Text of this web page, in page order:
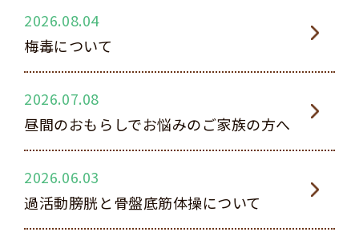
2026.08.04
梅毒について
2026.07.08
昼間のおもらしでお悩みのご家族の方へ
2026.06.03
過活動膀胱と骨盤底筋体操について